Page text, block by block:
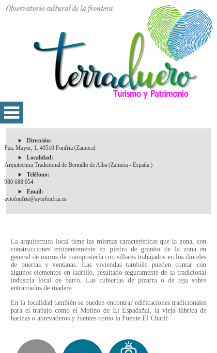
Dirección:
Pza. Mayor, 1. 49510 Fonfría (Zamora)
Localidad:
Arquitectura Tradicional de Bermillo de Alba (Zamora - España )
Teléfono:
980 688 054
Email:
aytofonfria@aytofonfria.es
La arquitectura local tiene las mismas características que la zona, con
construcciones eminentemente en piedra de granito de la zona en
general de muros de mampostería con sillares trabajados en los dinteles
de puertas y ventanas. Las viviendas también pueden contar con
algunos elementos en ladrillo, resultado seguramente de la tradicional
industria local de barro. Las cubiertas de pizarra o de teja sobre
entramados de madera.
En la localidad también se pueden encontrar edificaciones tradicionales
para el trabajo como el Molino de El Espadañal, la vieja fábrica de
harinas o abrevaderos y fuentes como la Fuente El Charif.